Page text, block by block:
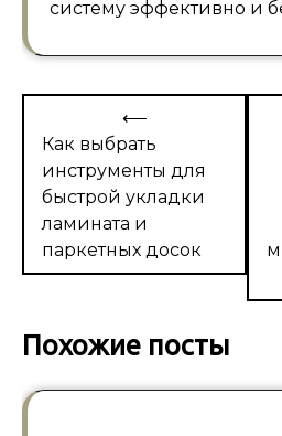
систему эффективно и
Навигация
по
записям
⟵
Как выбрать
инструменты для
быстрой укладки
ламината и
паркетных досок
Похожие посты